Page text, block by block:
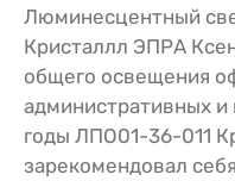
Люминесцентный
Кристаллл ЭПРА
общего освещения
административных
годы ЛПО01-36-011
зарекомендовал